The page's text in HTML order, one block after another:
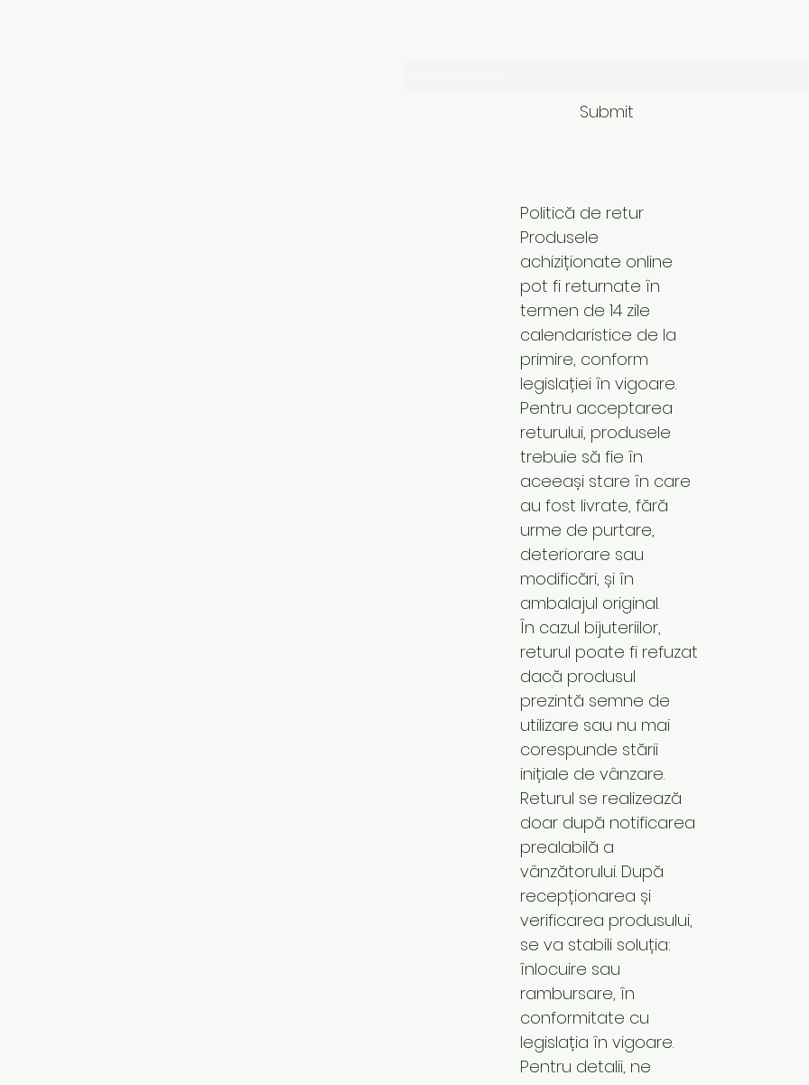
Submit
Politică de retur
Produsele
achiziționate online
pot fi returnate în
termen de 14 zile
calendaristice de la
primire, conform
legislației în vigoare.
Pentru acceptarea
returului, produsele
trebuie să fie în
aceeași stare în care
au fost livrate, fără
urme de purtare,
deteriorare sau
modificări, și în
ambalajul original.
În cazul bijuteriilor,
returul poate fi refuzat
dacă produsul
prezintă semne de
utilizare sau nu mai
corespunde stării
inițiale de vânzare.
Returul se realizează
doar după notificarea
prealabilă a
vânzătorului. După
recepționarea și
verificarea produsului,
se va stabili soluția:
înlocuire sau
rambursare, în
conformitate cu
legislația în vigoare.
Pentru detalii, ne